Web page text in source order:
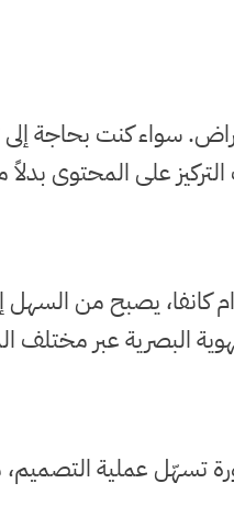
سواء كنت بحاجة
على المحتوى
كانفا، يصبح من
البصرية عبر مختلف
تسهّل عملية